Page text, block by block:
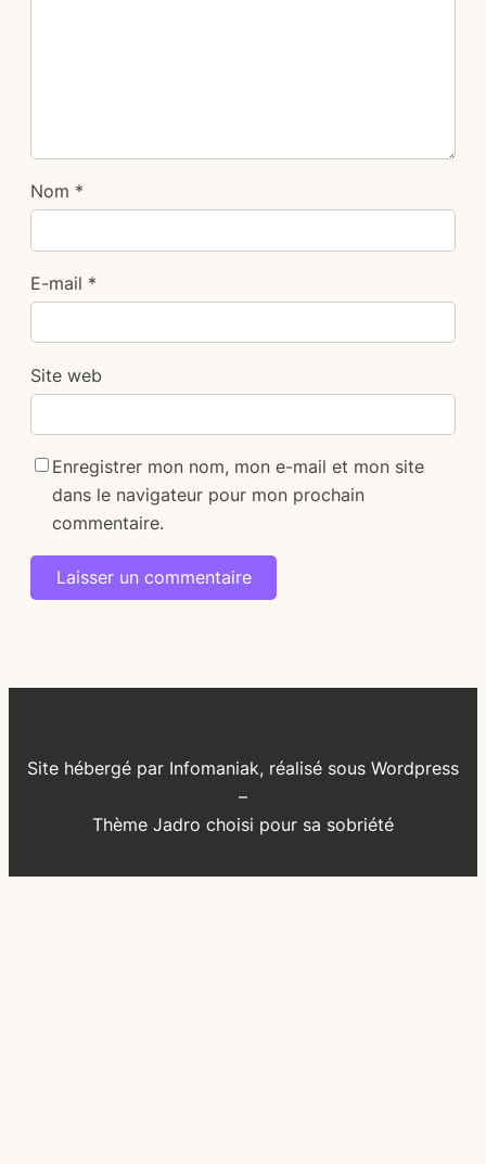
Nom *
E-mail *
Site web
Enregistrer mon nom, mon e-mail et mon site
dans le navigateur pour mon prochain
commentaire.
Site hébergé par Infomaniak, réalisé sous Wordpress
–
Thème Jadro choisi pour sa sobriété